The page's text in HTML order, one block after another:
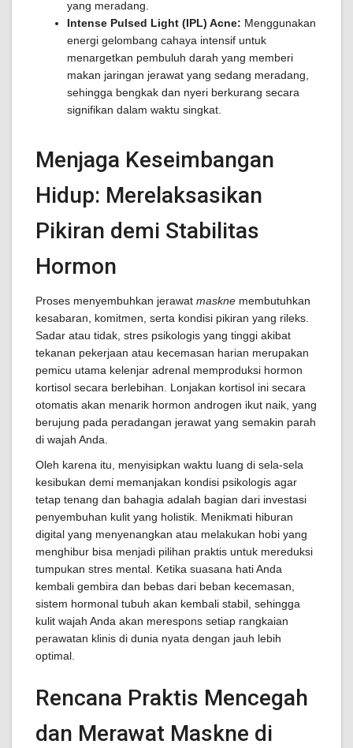
yang meradang.
Intense Pulsed Light (IPL) Acne: Menggunakan
energi gelombang cahaya intensif untuk
menargetkan pembuluh darah yang memberi
makan jaringan jerawat yang sedang meradang,
sehingga bengkak dan nyeri berkurang secara
signifikan dalam waktu singkat.
Menjaga Keseimbangan
Hidup: Merelaksasikan
Pikiran demi Stabilitas
Hormon
Proses menyembuhkan jerawat maskne membutuhkan
kesabaran, komitmen, serta kondisi pikiran yang rileks.
Sadar atau tidak, stres psikologis yang tinggi akibat
tekanan pekerjaan atau kecemasan harian merupakan
pemicu utama kelenjar adrenal memproduksi hormon
kortisol secara berlebihan. Lonjakan kortisol ini secara
otomatis akan menarik hormon androgen ikut naik, yang
berujung pada peradangan jerawat yang semakin parah
di wajah Anda.
Oleh karena itu, menyisipkan waktu luang di sela-sela
kesibukan demi memanjakan kondisi psikologis agar
tetap tenang dan bahagia adalah bagian dari investasi
penyembuhan kulit yang holistik. Menikmati hiburan
digital yang menyenangkan atau melakukan hobi yang
menghibur bisa menjadi pilihan praktis untuk mereduksi
tumpukan stres mental. Ketika suasana hati Anda
kembali gembira dan bebas dari beban kecemasan,
sistem hormonal tubuh akan kembali stabil, sehingga
kulit wajah Anda akan merespons setiap rangkaian
perawatan klinis di dunia nyata dengan jauh lebih
optimal.
Rencana Praktis Mencegah
dan Merawat Maskne di